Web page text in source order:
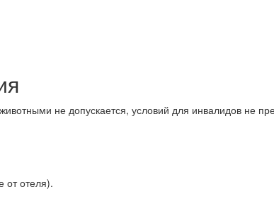
не допускается, условий для инвалидов не
от отеля).